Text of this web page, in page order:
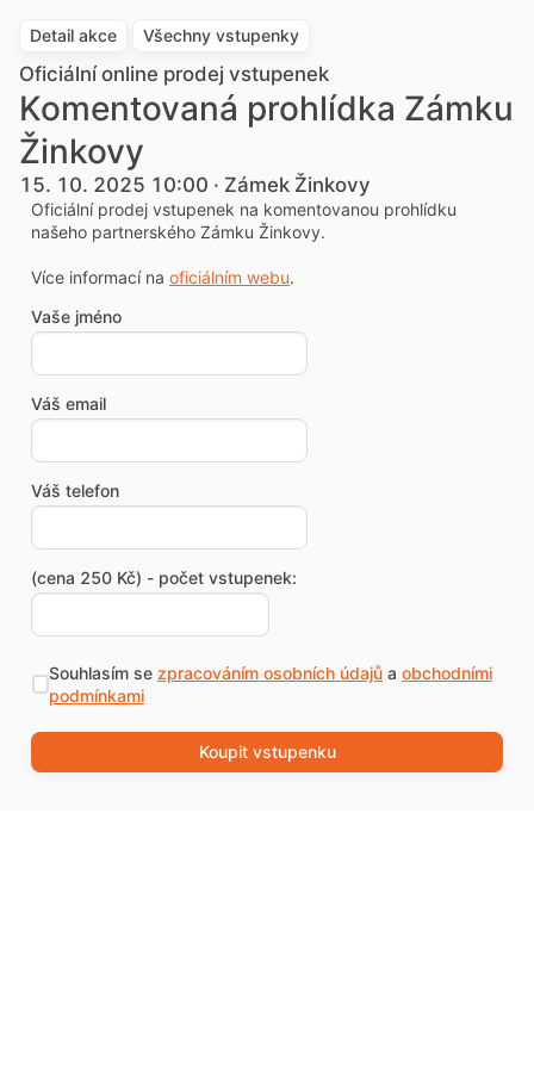
Detail akce Všechny vstupenky
Oficiální online prodej vstupenek
Komentovaná prohlídka Zámku
Žinkovy
15. 10. 2025 10:00 · Zámek Žinkovy
Oficiální prodej vstupenek na komentovanou prohlídku
našeho partnerského Zámku Žinkovy.
Více informací na oficiálním webu.
Vaše jméno
Váš email
Váš telefon
(cena 250 Kč) - počet vstupenek:
Souhlasím se zpracováním osobních údajůa obchodními
podmínkami
Koupit vstupenku